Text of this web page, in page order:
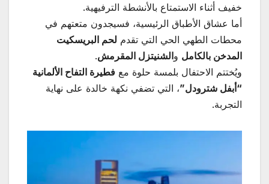
خفيف أثناء الاستمتاع بالأنشطة الترفيهية.
أما عشاق الأطباق الرئيسية، فسيجدون متعتهم في
محطات الطهي الحي التي تقدم لحم البريسكيت
المدخن بالكامل والشنيتزل المقرمش.
ويُختتم الاحتفال بلمسة حلوة مع فطيرة التفاح الألمانية
“أبفل شترودل”، التي تضفي نكهة خالدة على نهاية
التجربة.